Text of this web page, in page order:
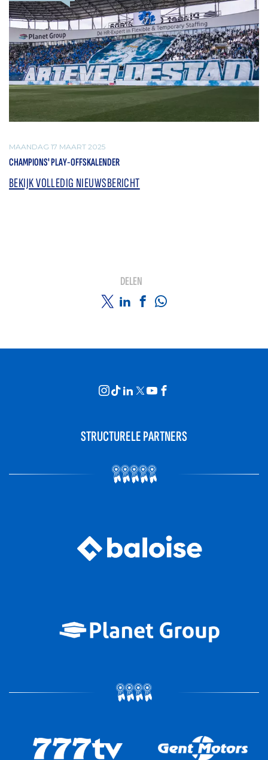
MAANDAG 17 MAART 2025
CHAMPIONS' PLAY-OFFSKALENDER
BEKIJK VOLLEDIG NIEUWSBERICHT
DELEN
STRUCTURELE PARTNERS